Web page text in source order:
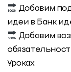
Добавим
идеи в Банк
Добавим
Уроках